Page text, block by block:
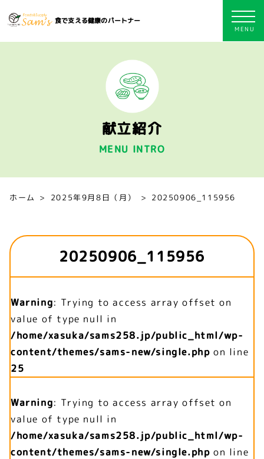
食で支える健康のパートナー
献立紹介
MENU INTRO
ホーム 2025年9月8日（月） 20250906_115956
20250906_115956
Warning: Trying to access array offset on
value of type null in
/home/xasuka/sams258.jp/public_html/wp-
content/themes/sams-new/single.php on line
25
Warning: Trying to access array offset on
value of type null in
/home/xasuka/sams258.jp/public_html/wp-
content/themes/sams-new/single.php on line